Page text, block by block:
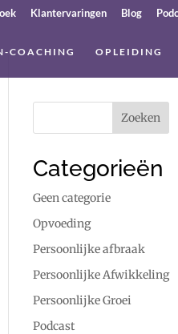
Klantervaringen Blog
COACHING OPLEIDING
Categorieën
Geen categorie
Opvoeding
Persoonlijke afbraak
Persoonlijke Afwikkeling
Persoonlijke Groei
Podcast